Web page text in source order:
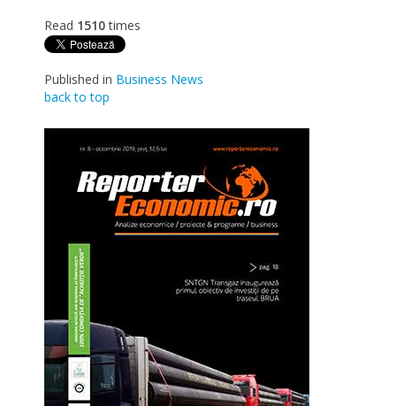
Read 1510times
Published in Business News
back to top